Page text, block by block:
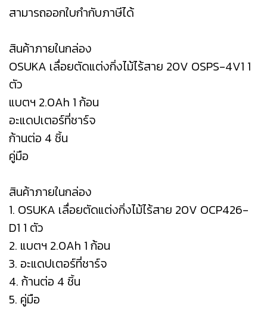
สามารถออกใบกำกับภาษีได้
สินค้าภายในกล่อง
OSUKA เลื่อยตัดแต่งกิ่งไม้ไร้สาย 20V OSPS-4V1 1
ตัว
แบตฯ 2.0Ah 1 ก้อน
อะแดปเตอร์ที่ชาร์จ
ก้านต่อ 4 ชิ้น
คู่มือ
สินค้าภายในกล่อง
1. OSUKA เลื่อยตัดแต่งกิ่งไม้ไร้สาย 20V OCP426-
D1 1 ตัว
2. แบตฯ 2.0Ah 1 ก้อน
3. อะแดปเตอร์ที่ชาร์จ
4. ก้านต่อ 4 ชิ้น
5. คู่มือ